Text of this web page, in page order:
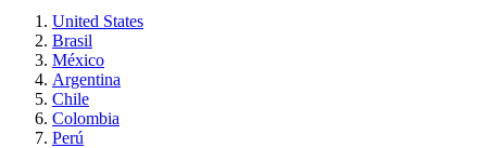
United States
Brasil
México
Argentina
Chile
Colombia
Perú